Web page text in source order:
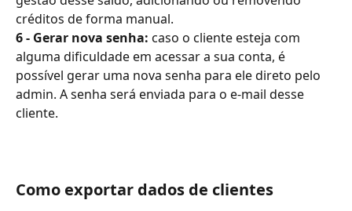
créditos de forma manual.
6 - Gerar nova senha: caso o cliente esteja com
alguma dificuldade em acessar a sua conta, é
possível gerar uma nova senha para ele direto pelo
admin. A senha será enviada para o e-mail desse
cliente.
Como exportar dados de clientes